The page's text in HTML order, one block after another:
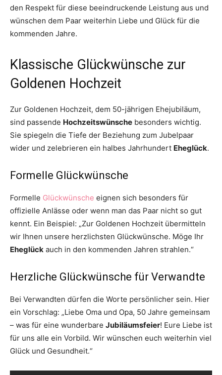
den Respekt für diese beeindruckende Leistung aus und
wünschen dem Paar weiterhin Liebe und Glück für die
kommenden Jahre.
Klassische Glückwünsche zur
Goldenen Hochzeit
Zur Goldenen Hochzeit, dem 50-jährigen Ehejubiläum,
sind passende Hochzeitswünsche besonders wichtig.
Sie spiegeln die Tiefe der Beziehung zum Jubelpaar
wider und zelebrieren ein halbes Jahrhundert Eheglück.
Formelle Glückwünsche
Formelle Glückwünsche eignen sich besonders für
offizielle Anlässe oder wenn man das Paar nicht so gut
kennt. Ein Beispiel: „Zur Goldenen Hochzeit übermitteln
wir Ihnen unsere herzlichsten Glückwünsche. Möge Ihr
Eheglück auch in den kommenden Jahren strahlen.“
Herzliche Glückwünsche für Verwandte
Bei Verwandten dürfen die Worte persönlicher sein. Hier
ein Vorschlag: „Liebe Oma und Opa, 50 Jahre gemeinsam
– was für eine wunderbare Jubiläumsfeier! Eure Liebe ist
für uns alle ein Vorbild. Wir wünschen euch weiterhin viel
Glück und Gesundheit.“